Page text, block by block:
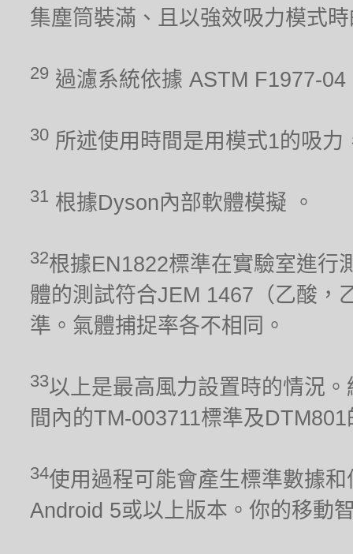
集塵筒裝滿、且以強效吸力模式
29 過濾系統依據 ASTM F1977-
30 所述使用時間是用模式1的吸
31 根據Dyson內部軟體模擬 。
32根據EN1822標準在實驗室進行
體的測試符合JEM 1467（乙酸，
準。氣體捕捉率各不相同。
33以上是最高風力設置時的情況
間內的TM-003711標準及
34使用過程可能會產生標準數據
Android 5或以上版本。你的移動